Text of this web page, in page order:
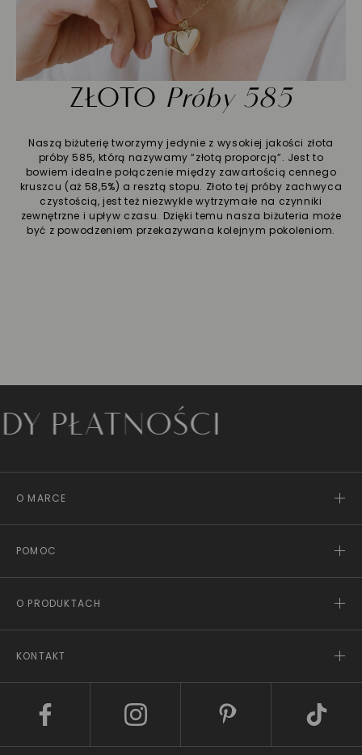
ZŁOTO Próby 585
Naszą biżuterię tworzymy jedynie z wysokiej jakości złota
próby 585, którą nazywamy “złotą proporcją”. Jest to
bowiem idealne połączenie między zawartością cennego
kruszcu (aż 58,5%) a resztą stopu. Złoto tej próby zachwyca
czystością, jest też niezwykle wytrzymałe na czynniki
zewnętrzne i upływ czasu. Dzięki temu nasza biżuteria może
być z powodzeniem przekazywana kolejnym pokoleniom.
O MARCE
POMOC
O PRODUKTACH
KONTAKT